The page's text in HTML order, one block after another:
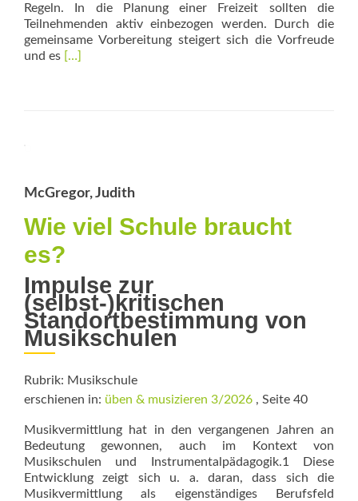
Regeln. In die Planung einer Freizeit sollten die
Teilnehmenden aktiv einbezogen werden. Durch die
gemeinsame Vorbereitung steigert sich die Vorfreude
und es Read
[…]
McGregor, Judith
Wie viel Schule braucht
es?
Impulse zur
(selbst-)kritischen
Standortbestimmung von
Musikschulen
Rubrik: Musikschule
erschienen in: üben & musizieren 3/2026 , Seite 40
Musikvermittlung hat in den vergangenen Jahren an
Bedeutung gewonnen, auch im Kontext von
Musikschulen und Instrumentalpädagogik.1 Diese
Entwicklung zeigt sich u. a. daran, dass sich die
Musikvermittlung als eigenständiges Berufsfeld